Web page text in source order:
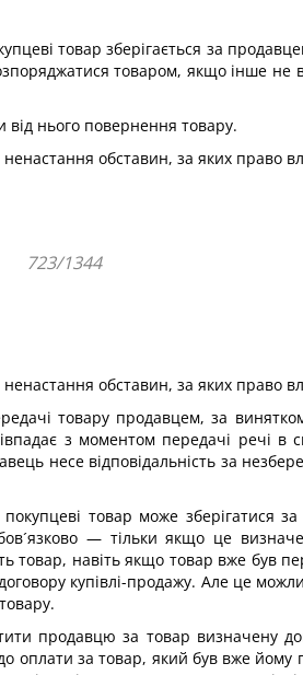
товар зберігається за
товаром, якщо інше не
нього повернення товару.
обставин, за яких право
723/1344
обставин, за яких право
товару продавцем, за
з моментом передачі речі в
несе відповідальність за
товар може зберігатися
— тільки якщо це
товар, навіть якщо товар вже
купівлі-продажу. Але це
продавцю за товар визначену
оплати за товар, який був вже